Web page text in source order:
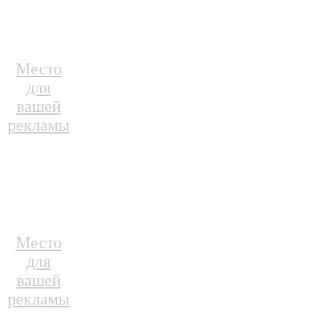
Место
для
вашей
рекламы
Место
для
вашей
рекламы